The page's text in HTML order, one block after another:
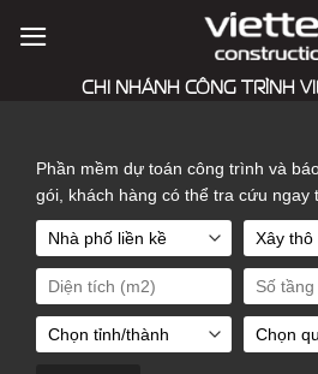
CHI NHÁNH CÔNG TRÌNH
Phần mềm dự toán công trình và
gói, khách hàng có thể tra cứu ngay